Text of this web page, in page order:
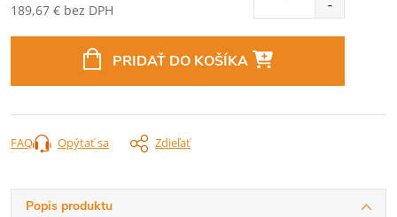
189,67 € bez DPH
PRIDAŤ DO KOŠÍKA
Opýtať sa Zdieľať
FAQ
Popis produktu